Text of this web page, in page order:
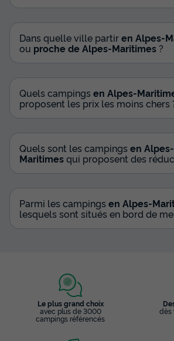
Dans quelle ville partiren Alpes-
ou proche de Alpes-Maritimes ?
Quels campings en Alpes-
proposent les prix les moins chers
Quels sont les campings en Alpes-
Maritimesqui proposent des
Parmi les campings en Alpes-
lesquels sont situés en bord de
Le plus grand choix
avec plus de 3000
campings référencés
dès